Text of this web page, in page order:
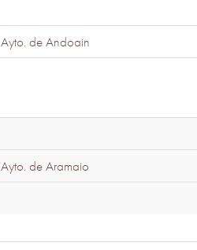
Ayto. de Andoain
Ayto. de Aramaio